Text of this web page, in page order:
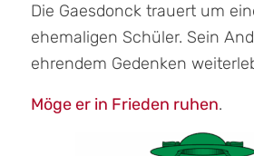
Die Gaesdonck trauert um
ehemaligen Schüler. Sein
ehrendem Gedenken
Möge er in Frieden ruhen.